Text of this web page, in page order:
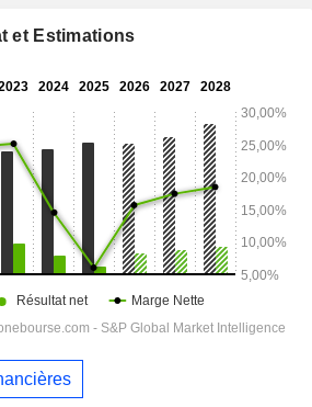
et Estimations